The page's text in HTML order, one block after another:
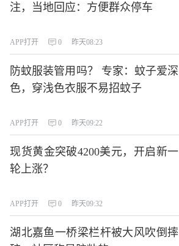
注，当地回应：方便群众停车
APP打开 0 昨天08:23
防蚊服装管用吗？ 专家：蚊子爱深
色，穿浅色衣服不易招蚊子
APP打开 0 昨天09:22
现货黄金突破4200美元，开启新一
轮上涨？
APP打开 0 昨天09:32
湖北嘉鱼一桥梁栏杆被大风吹倒摔